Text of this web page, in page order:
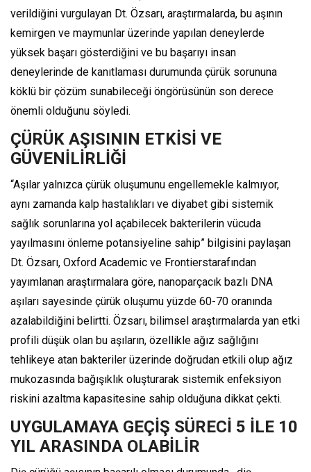
verildiğini vurgulayan Dt. Özsarı, araştırmalarda, bu aşının
kemirgen ve maymunlar üzerinde yapılan deneylerde
yüksek başarı gösterdiğini ve bu başarıyı insan
deneylerinde de kanıtlaması durumunda çürük sorununa
köklü bir çözüm sunabileceği öngörüsünün son derece
önemli olduğunu söyledi.
ÇÜRÜK AŞISININ ETKİSİ VE
GÜVENİLİRLİĞİ
“Aşılar yalnızca çürük oluşumunu engellemekle kalmıyor,
aynı zamanda kalp hastalıkları ve diyabet gibi sistemik
sağlık sorunlarına yol açabilecek bakterilerin vücuda
yayılmasını önleme potansiyeline sahip” bilgisini paylaşan
Dt. Özsarı, Oxford Academic ve Frontierstarafından
yayımlanan araştırmalara göre, nanoparçacık bazlı DNA
aşıları sayesinde çürük oluşumu yüzde 60-70 oranında
azalabildiğini belirtti. Özsarı, bilimsel araştırmalarda yan etki
profili düşük olan bu aşıların, özellikle ağız sağlığını
tehlikeye atan bakteriler üzerinde doğrudan etkili olup ağız
mukozasında bağışıklık oluşturarak sistemik enfeksiyon
riskini azaltma kapasitesine sahip olduğuna dikkat çekti.
UYGULAMAYA GEÇİŞ SÜRECİ 5 İLE 10
YIL ARASINDA OLABİLİR